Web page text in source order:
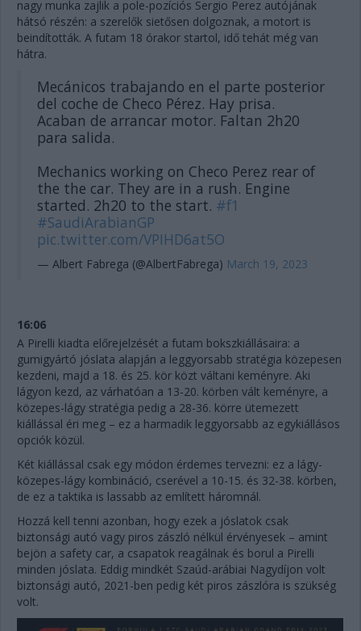
nagy munka zajlik a pole-pozíciós Sergio Perez autójának
hátsó részén: a szerelők sietősen dolgoznak, a motort is
beindították. A futam 18 órakor startol, idő tehát még van
hátra.
Mecánicos trabajando en el parte posterior
del coche de Checo Pérez. Hay prisa.
Acaban de arrancar motor. Faltan 2h20
para salida.
Mechanics working on Checo Perez rear of
the the car. They are in a rush. Engine
started. 2h20 to the start. #f1
#SaudiArabianGP
pic.twitter.com/VPIHD6at5O
— Albert Fabrega (@AlbertFabrega) March 19, 2023
16:06
A Pirelli kiadta előrejelzését a futam bokszkiállásaira: a
gumigyártó jóslata alapján a leggyorsabb stratégia közepesen
kezdeni, majd a 18. és 25. kör közt váltani keményre. Aki
lágyon kezd, az várhatóan a 13-20. körben vált keményre, a
közepes-lágy stratégia pedig a 28-36. körre ütemezett
kiállással éri meg – ez a harmadik leggyorsabb az egykiállásos
opciók közül.
Két kiállással csak egy módon érdemes tervezni: ez a lágy-
közepes-lágy kombináció, cserével a 10-15. és 32-38. körben,
de ez a taktika is lassabb az említett háromnál.
Hozzá kell tenni azonban, hogy ezek a jóslatok csak
biztonsági autó vagy piros zászló nélkül érvényesek – amint
bejön a safety car, a csapatok reagálnak és borul a Pirelli
minden jóslata. Eddig mindkét Szaúd-arábiai Nagydíjon volt
biztonsági autó, 2021-ben pedig két piros zászlóra is szükség
volt.